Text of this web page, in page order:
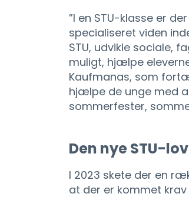
”I en STU-klasse er
specialiseret viden
STU, udvikle sociale,
muligt, hjælpe
Kaufmanas, som
hjælpe de unge med
sommerfester,
Den nye STU-lov
I 2023 skete der en
at der er kommet